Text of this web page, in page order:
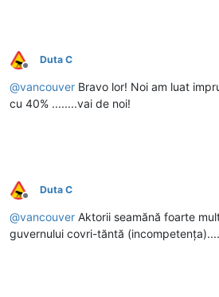
Deconectat
Duta C
@vancouver Bravo lor! Noi am luat
cu 40% ........vai de noi!
Deconectat
Duta C
@vancouver Aktorii seamănă foarte
guvernului covri-tăntă